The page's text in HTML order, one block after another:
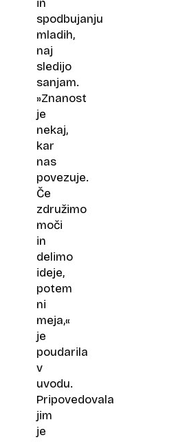
in
spodbujanju
mladih,
naj
sledijo
sanjam.
»Znanost
je
nekaj,
kar
nas
povezuje.
Če
združimo
moči
in
delimo
ideje,
potem
ni
meja,«
je
poudarila
v
uvodu.
Pripovedovala
jim
je